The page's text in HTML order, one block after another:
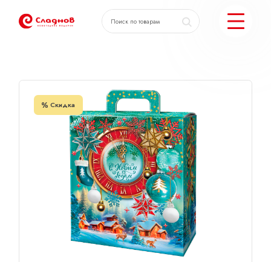
КАТАЛОГ ПОДАРКОВ
МОЖЕМ ЕЩЕ
ПОДОБРАТЬ ПОДАРКИ
ДОСТАВКА И ОПЛАТА
О КОМПАНИИ
Главная Каталог Часы
Скидка